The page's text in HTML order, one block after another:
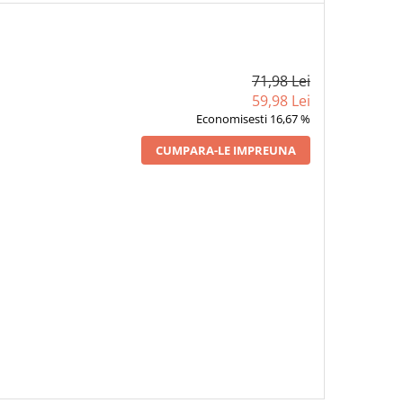
71,98 Lei
59,98 Lei
Economisesti 16,67 %
CUMPARA-LE IMPREUNA